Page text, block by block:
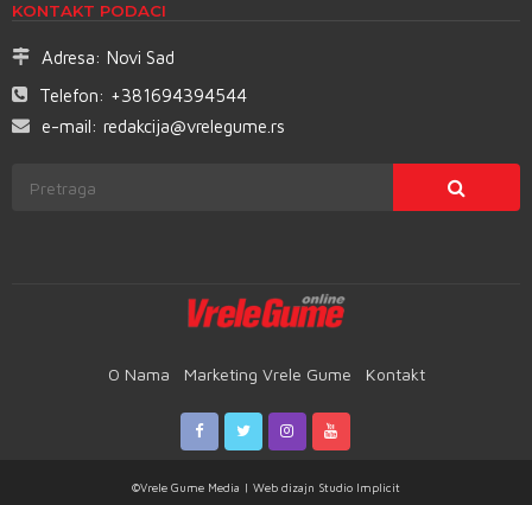
KONTAKT PODACI
Adresa: Novi Sad
Telefon: +381694394544
e-mail: redakcija@vrelegume.rs
O Nama Marketing Vrele Gume Kontakt
©Vrele Gume Media | Web dizajn Studio Implicit